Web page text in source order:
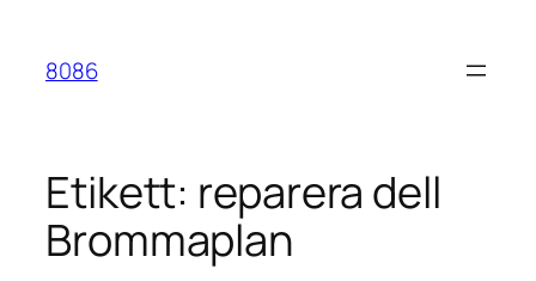
innehåll
8086
Etikett: reparera dell
Brommaplan